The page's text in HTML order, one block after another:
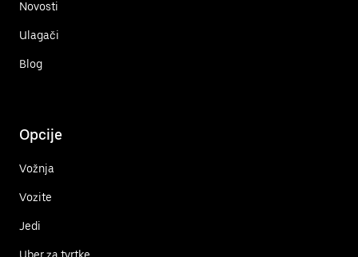
Novosti
Ulagači
Blog
Opcije
Vožnja
Vozite
Jedi